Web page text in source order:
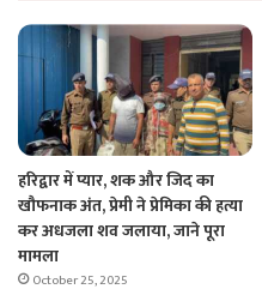
हरिद्वार में प्यार, शक और जिद का
खौफनाक अंत, प्रेमी ने प्रेमिका की हत्या
कर अधजला शव जलाया, जाने पूरा
मामला
October 25, 2025